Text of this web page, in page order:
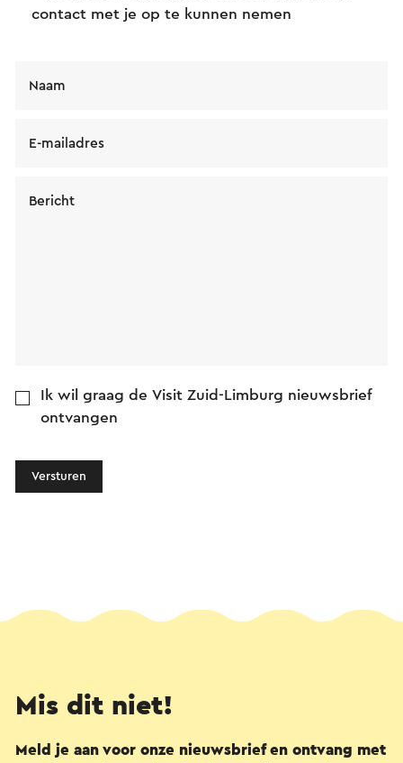
contact met je op te kunnen nemen
Naam
E-mailadres
Bericht
Ik wil graag de Visit Zuid-Limburg nieuwsbrief
ontvangen
Versturen
Mis dit niet!
Meld je aan voor onze nieuwsbrief en ontvang met